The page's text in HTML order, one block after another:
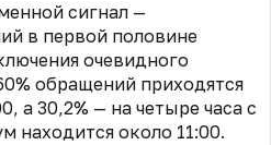
сигнал —
в первой половине
очевидного
обращений приходятся
а 30,2% — на четыре часа с
находится около 11:00.